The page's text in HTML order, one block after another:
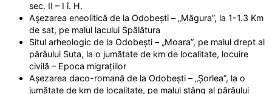
sec. II – I î. H.
Așezarea eneolitică de la Odobești – „Măgura”, la 1-1.3 Km
de sat, pe malul lacului Spălătura
Situl arheologic de la Odobești – „Moara”, pe malul drept al
pârâului Suta, la o jumătate de km de localitate, locuire
civilă – Epoca migrațiilor
Așezarea daco-romană de la Odobești – „Șorlea”, la o
jumătate de km de localitate, pe malul stâng al pârâului